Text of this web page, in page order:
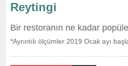
Reytingi
Bir restoranın ne kadar
*Ayrıntılı ölçümler 2019 Ocak ayı